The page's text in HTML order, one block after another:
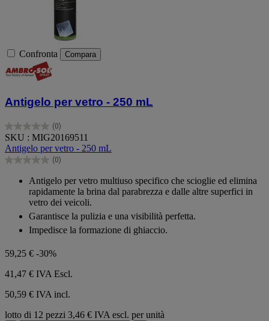
Confronta Compara
Antigelo per vetro - 250 mL
(0)
0.0
su
5
stelle.
SKU : MIG20169511
Antigelo per vetro - 250 mL
(0)
0.0
Antigelo per vetro multiuso specifico che scioglie ed elimina
rapidamente la brina dal parabrezza e dalle altre superfici in
vetro dei veicoli.
Garantisce la pulizia e una visibilità perfetta.
Impedisce la formazione di ghiaccio.
59,25 € -30%
41,47 € IVA Escl.
50,59 € IVA incl.
lotto di 12 pezzi 3,46 € IVA escl. per unità